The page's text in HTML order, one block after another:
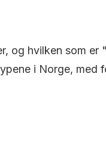
og hvilken som er
i Norge, med